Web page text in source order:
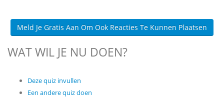
Meld Je Gratis Aan Om Ook Reacties Te Kunnen Plaatsen
WAT WIL JE NU DOEN?
Deze quiz invullen
Een andere quiz doen